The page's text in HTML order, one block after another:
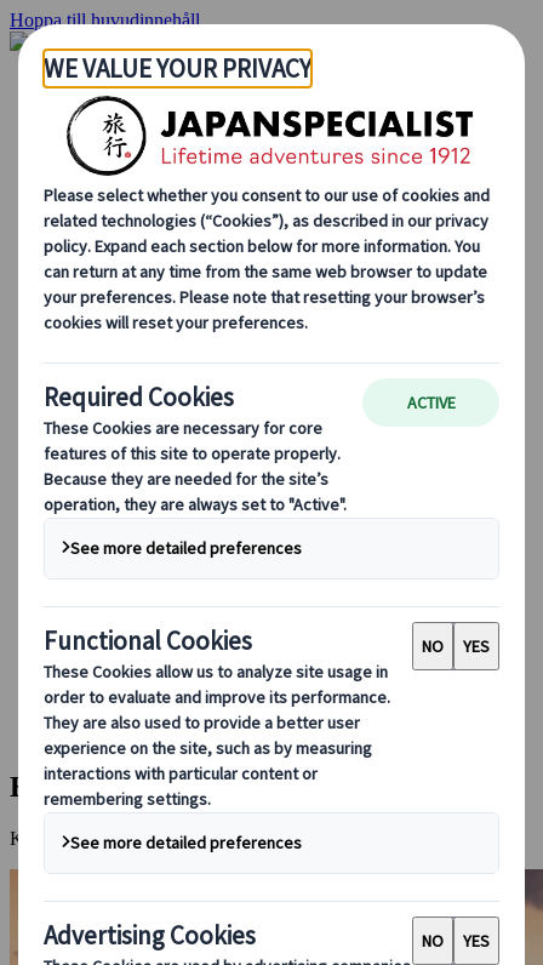
Hoppa till huvudinnehåll
Hemsidan
Resor
Individuellt resande
Gruppresor
Semester med självkörning
Utflykter
Skräddarsydda gruppresor
Japan Rail Pass
Hur vi arbetar
Om oss
Vårt team
Bli en del av vårt team
Säsongsbaserade resetips
Höjdpunkter på resmålet
Kulturella insikter
Kulinariska äventyr
Utforska Japan med tåg
Vanliga frågor och svar
Viktig information
Etikett i Japan
Körning i Japan
Boka med oss
Japan Rail Pass
Boende
Reserådgivning online
Japanspecialist
Destinationer
Alla Resmål
Busan
Busan
Kustmagi och stadsäventyr i kombination.